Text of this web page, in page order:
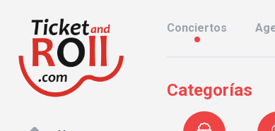
Conciertos
Categorías